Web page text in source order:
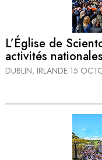
L’Église de
activités
DUBLIN, IRLANDE 15